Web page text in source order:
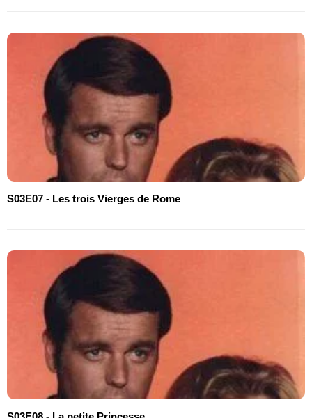
S03E07 - Les trois Vierges de Rome